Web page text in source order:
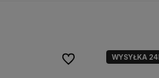
Do ulubionychWYSYŁKA